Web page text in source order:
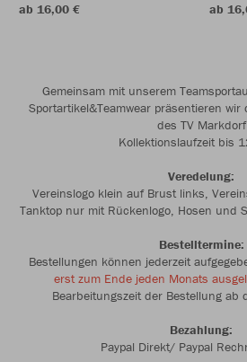
ab 16,00 €
ab
Gemeinsam mit unserem
Sportartikel&Teamwear präsentieren wir
des TV Markdorf
Kollektionslaufzeit bis
Veredelung:
Vereinslogo klein auf Brust links,
Tanktop nur mit Rückenlogo, Hosen und
Bestelltermine:
Bestellungen können jederzeit
erst zum Ende jeden Monats
Bearbeitungszeit der Bestellung ab
Bezahlung:
Paypal Direkt/ Paypal